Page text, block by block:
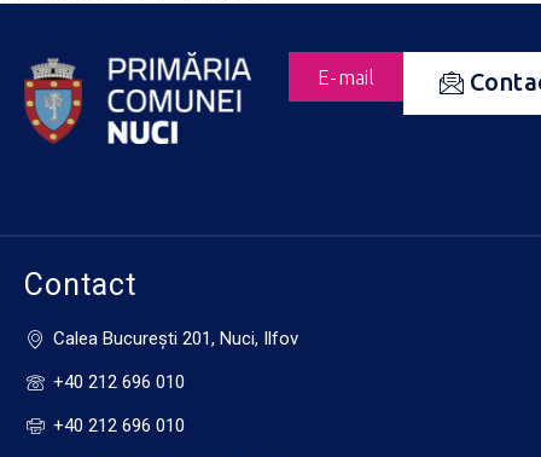
E-mail
Contact
Calea Bucureşti 201, Nuci, Ilfov
+40 212 696 010
+40 212 696 010